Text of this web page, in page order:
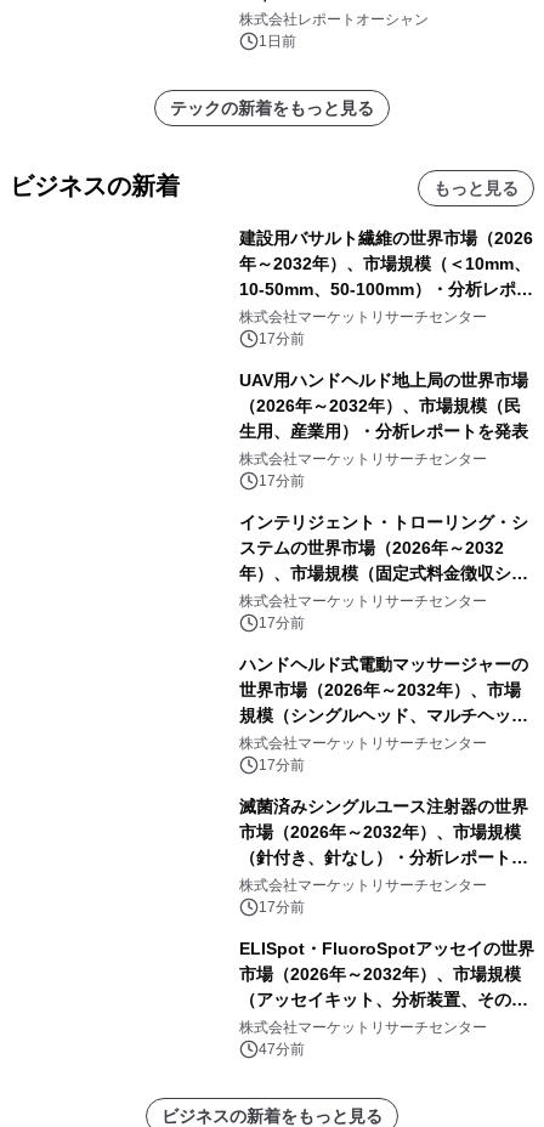
ー需要が成長を牽引
株式会社レポートオーシャン
1日前
テックの新着をもっと見る
ビジネスの新着 もっと見る
建設用バサルト繊維の世界市場（2026
年～2032年）、市場規模（＜10mm、
10-50mm、50-100mm）・分析レポー
トを発表
株式会社マーケットリサーチセンター
17分前
UAV用ハンドヘルド地上局の世界市場
（2026年～2032年）、市場規模（民
生用、産業用）・分析レポートを発表
株式会社マーケットリサーチセンター
17分前
インテリジェント・トローリング・シ
ステムの世界市場（2026年～2032
年）、市場規模（固定式料金徴収シス
テム、携帯型料金徴収システム）・分
析レポートを発表
株式会社マーケットリサーチセンター
17分前
ハンドヘルド式電動マッサージャーの
世界市場（2026年～2032年）、市場
規模（シングルヘッド、マルチヘッ
ド）・分析レポートを発表
株式会社マーケットリサーチセンター
17分前
滅菌済みシングルユース注射器の世界
市場（2026年～2032年）、市場規模
（針付き、針なし）・分析レポートを
発表
株式会社マーケットリサーチセンター
17分前
ELISpot・FluoroSpotアッセイの世界
市場（2026年～2032年）、市場規模
（アッセイキット、分析装置、その
他）・分析レポートを発表
株式会社マーケットリサーチセンター
47分前
ビジネスの新着をもっと見る